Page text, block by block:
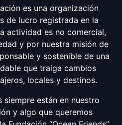
es una organización
de lucro registrada en la
actividad es no comercial,
y por nuestra misión de
y sostenible de una
que traiga cambios
locales y destinos.
siempre están en nuestro
y algo que queremos